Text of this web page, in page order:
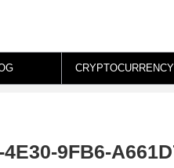
CRYPTOCURRENCY
9FB6-